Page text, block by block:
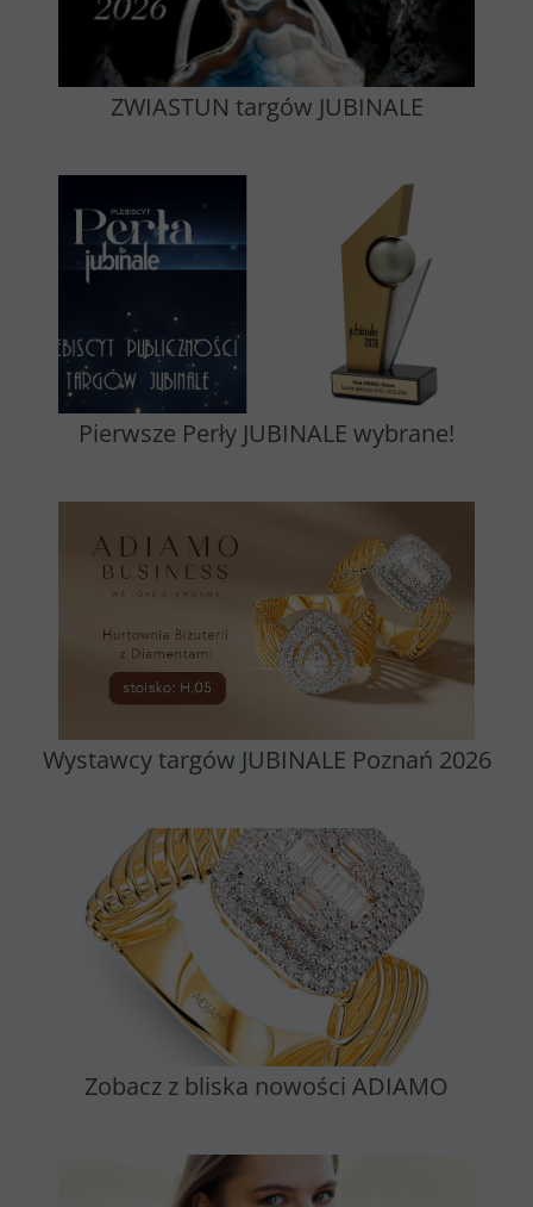
ZWIASTUN targów JUBINALE
Pierwsze Perły JUBINALE wybrane!
Wystawcy targów JUBINALE Poznań 2026
Zobacz z bliska nowości ADIAMO